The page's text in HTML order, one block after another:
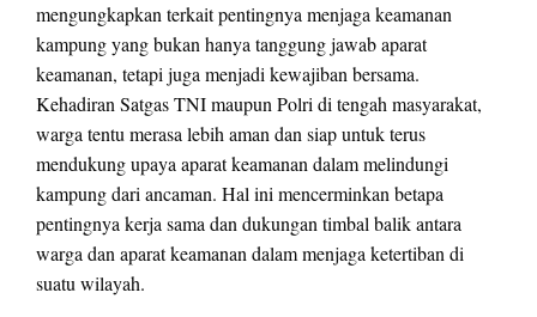
mengungkapkan terkait pentingnya menjaga keamanan
kampung yang bukan hanya tanggung jawab aparat
keamanan, tetapi juga menjadi kewajiban bersama.
Kehadiran Satgas TNI maupun Polri di tengah masyarakat,
warga tentu merasa lebih aman dan siap untuk terus
mendukung upaya aparat keamanan dalam melindungi
kampung dari ancaman. Hal ini mencerminkan betapa
pentingnya kerja sama dan dukungan timbal balik antara
warga dan aparat keamanan dalam menjaga ketertiban di
suatu wilayah.